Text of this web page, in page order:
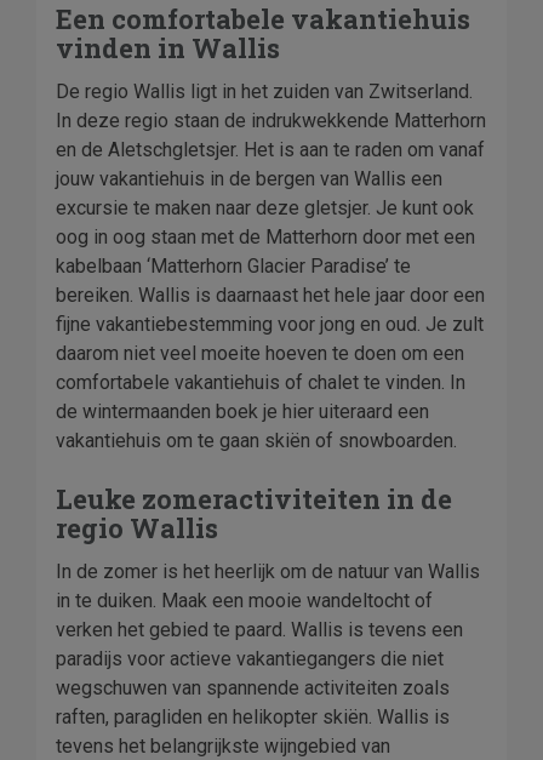
Een comfortabele vakantiehuis
vinden in Wallis
De regio Wallis ligt in het zuiden van Zwitserland.
In deze regio staan de indrukwekkende Matterhorn
en de Aletschgletsjer. Het is aan te raden om vanaf
jouw vakantiehuis in de bergen van Wallis een
excursie te maken naar deze gletsjer. Je kunt ook
oog in oog staan met de Matterhorn door met een
kabelbaan ‘Matterhorn Glacier Paradise’ te
bereiken. Wallis is daarnaast het hele jaar door een
fijne vakantiebestemming voor jong en oud. Je zult
daarom niet veel moeite hoeven te doen om een
comfortabele vakantiehuis of chalet te vinden. In
de wintermaanden boek je hier uiteraard een
vakantiehuis om te gaan skiën of snowboarden.
Leuke zomeractiviteiten in de
regio Wallis
In de zomer is het heerlijk om de natuur van Wallis
in te duiken. Maak een mooie wandeltocht of
verken het gebied te paard. Wallis is tevens een
paradijs voor actieve vakantiegangers die niet
wegschuwen van spannende activiteiten zoals
raften, paragliden en helikopter skiën. Wallis is
tevens het belangrijkste wijngebied van